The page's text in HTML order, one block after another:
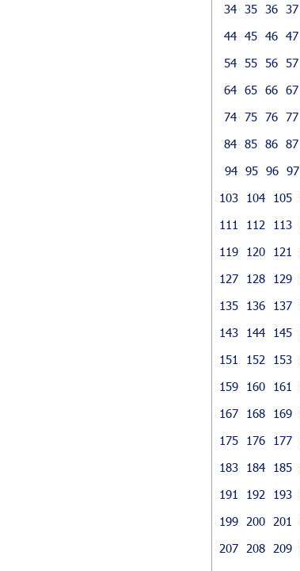
34 35 36 37
44 45 46 47
54 55 56 57
64 65 66 67
74 75 76 77
84 85 86 87
94 95 96 97
103
104 105
111
112 113
119
120 121
127
128 129
135
136 137
143
144 145
151
152 153
159
160 161
167
168 169
175
176 177
183
184 185
191
192 193
199
200 201
207
208 209